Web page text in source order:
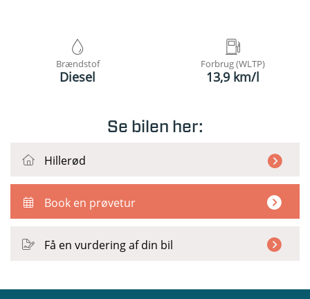
Brændstof
Diesel
Forbrug (WLTP)
13,9 km/l
Se bilen her:
Hillerød
Book en prøvetur
Få en vurdering af din bil